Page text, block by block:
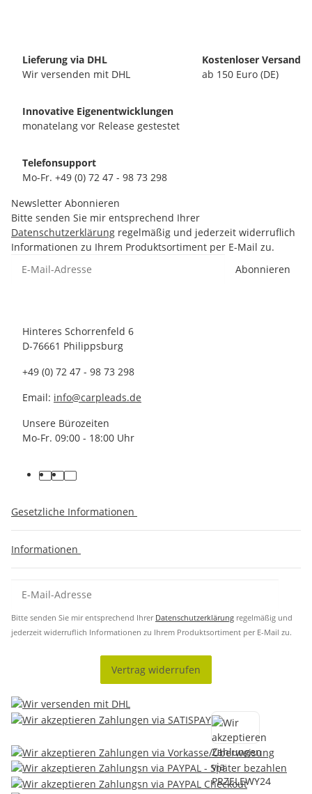
Lieferung via DHL
Wir versenden mit DHL
Kostenloser Versand
ab 150 Euro (DE)
Innovative Eigenentwicklungen
monatelang vor Release gestestet
Telefonsupport
Mo-Fr. +49 (0) 72 47 - 98 73 298
Newsletter Abonnieren
Bitte senden Sie mir entsprechend Ihrer
Datenschutzerklärung regelmäßig und jederzeit widerruflich
Informationen zu Ihrem Produktsortiment per E-Mail zu.
Abonnieren
Hinteres Schorrenfeld 6
D-76661 Philippsburg
+49 (0) 72 47 - 98 73 298
Email: info@carpleads.de
Unsere Bürozeiten
Mo-Fr. 09:00 - 18:00 Uhr
Gesetzliche Informationen
Informationen
Bitte senden Sie mir entsprechend Ihrer Datenschutzerklärung regelmäßig und
jederzeit widerruflich Informationen zu Ihrem Produktsortiment per E-Mail zu.
Vertrag widerrufen